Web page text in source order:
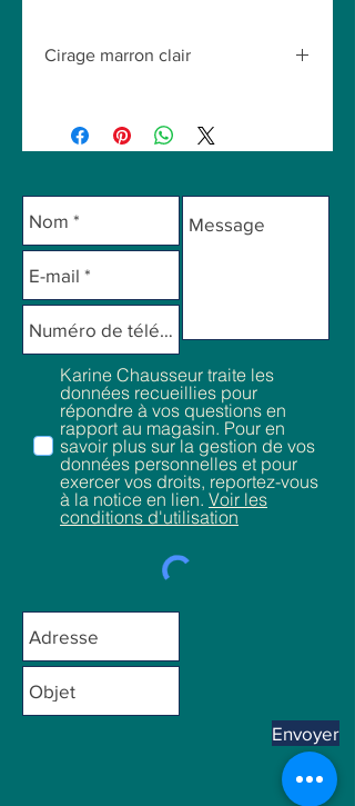
Cirage marron clair
Karine Chausseur traite les
données recueillies pour
répondre à vos questions en
rapport au magasin. Pour en
savoir plus sur la gestion de vos
données personnelles et pour
exercer vos droits, reportez-vous
à la notice en lien. Voir les
conditions d'utilisation
Envoyer